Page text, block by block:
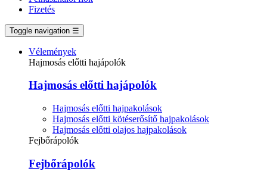
Fizetés
Toggle navigation ☰
Vélemények
Hajmosás előtti hajápolók
Hajmosás előtti hajápolók
Hajmosás előtti hajpakolások
Hajmosás előtti kötéserősítő hajpakolások
Hajmosás előtti olajos hajpakolások
Fejbőrápolók
Fejbőrápolók